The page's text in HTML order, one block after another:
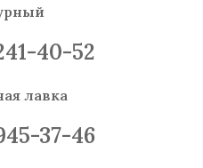
40-52
лавка
37-46